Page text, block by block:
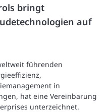
auf
führenden
in
hat eine Vereinbarung
unterzeichnet.